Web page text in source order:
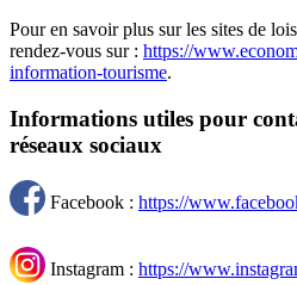
Pour en savoir plus sur les sites de
rendez-vous sur : https://
information-tourisme.
Informations utiles pour
réseaux sociaux
Facebook : https://
Instagram : https://